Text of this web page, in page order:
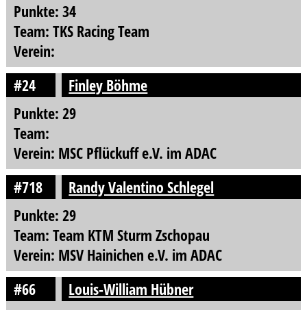
Punkte: 34
Team: TKS Racing Team
Verein:
#24
Finley Böhme
Punkte: 29
Team:
Verein: MSC Pflückuff e.V. im ADAC
#718
Randy Valentino Schlegel
Punkte: 29
Team: Team KTM Sturm Zschopau
Verein: MSV Hainichen e.V. im ADAC
#66
Louis-William Hübner